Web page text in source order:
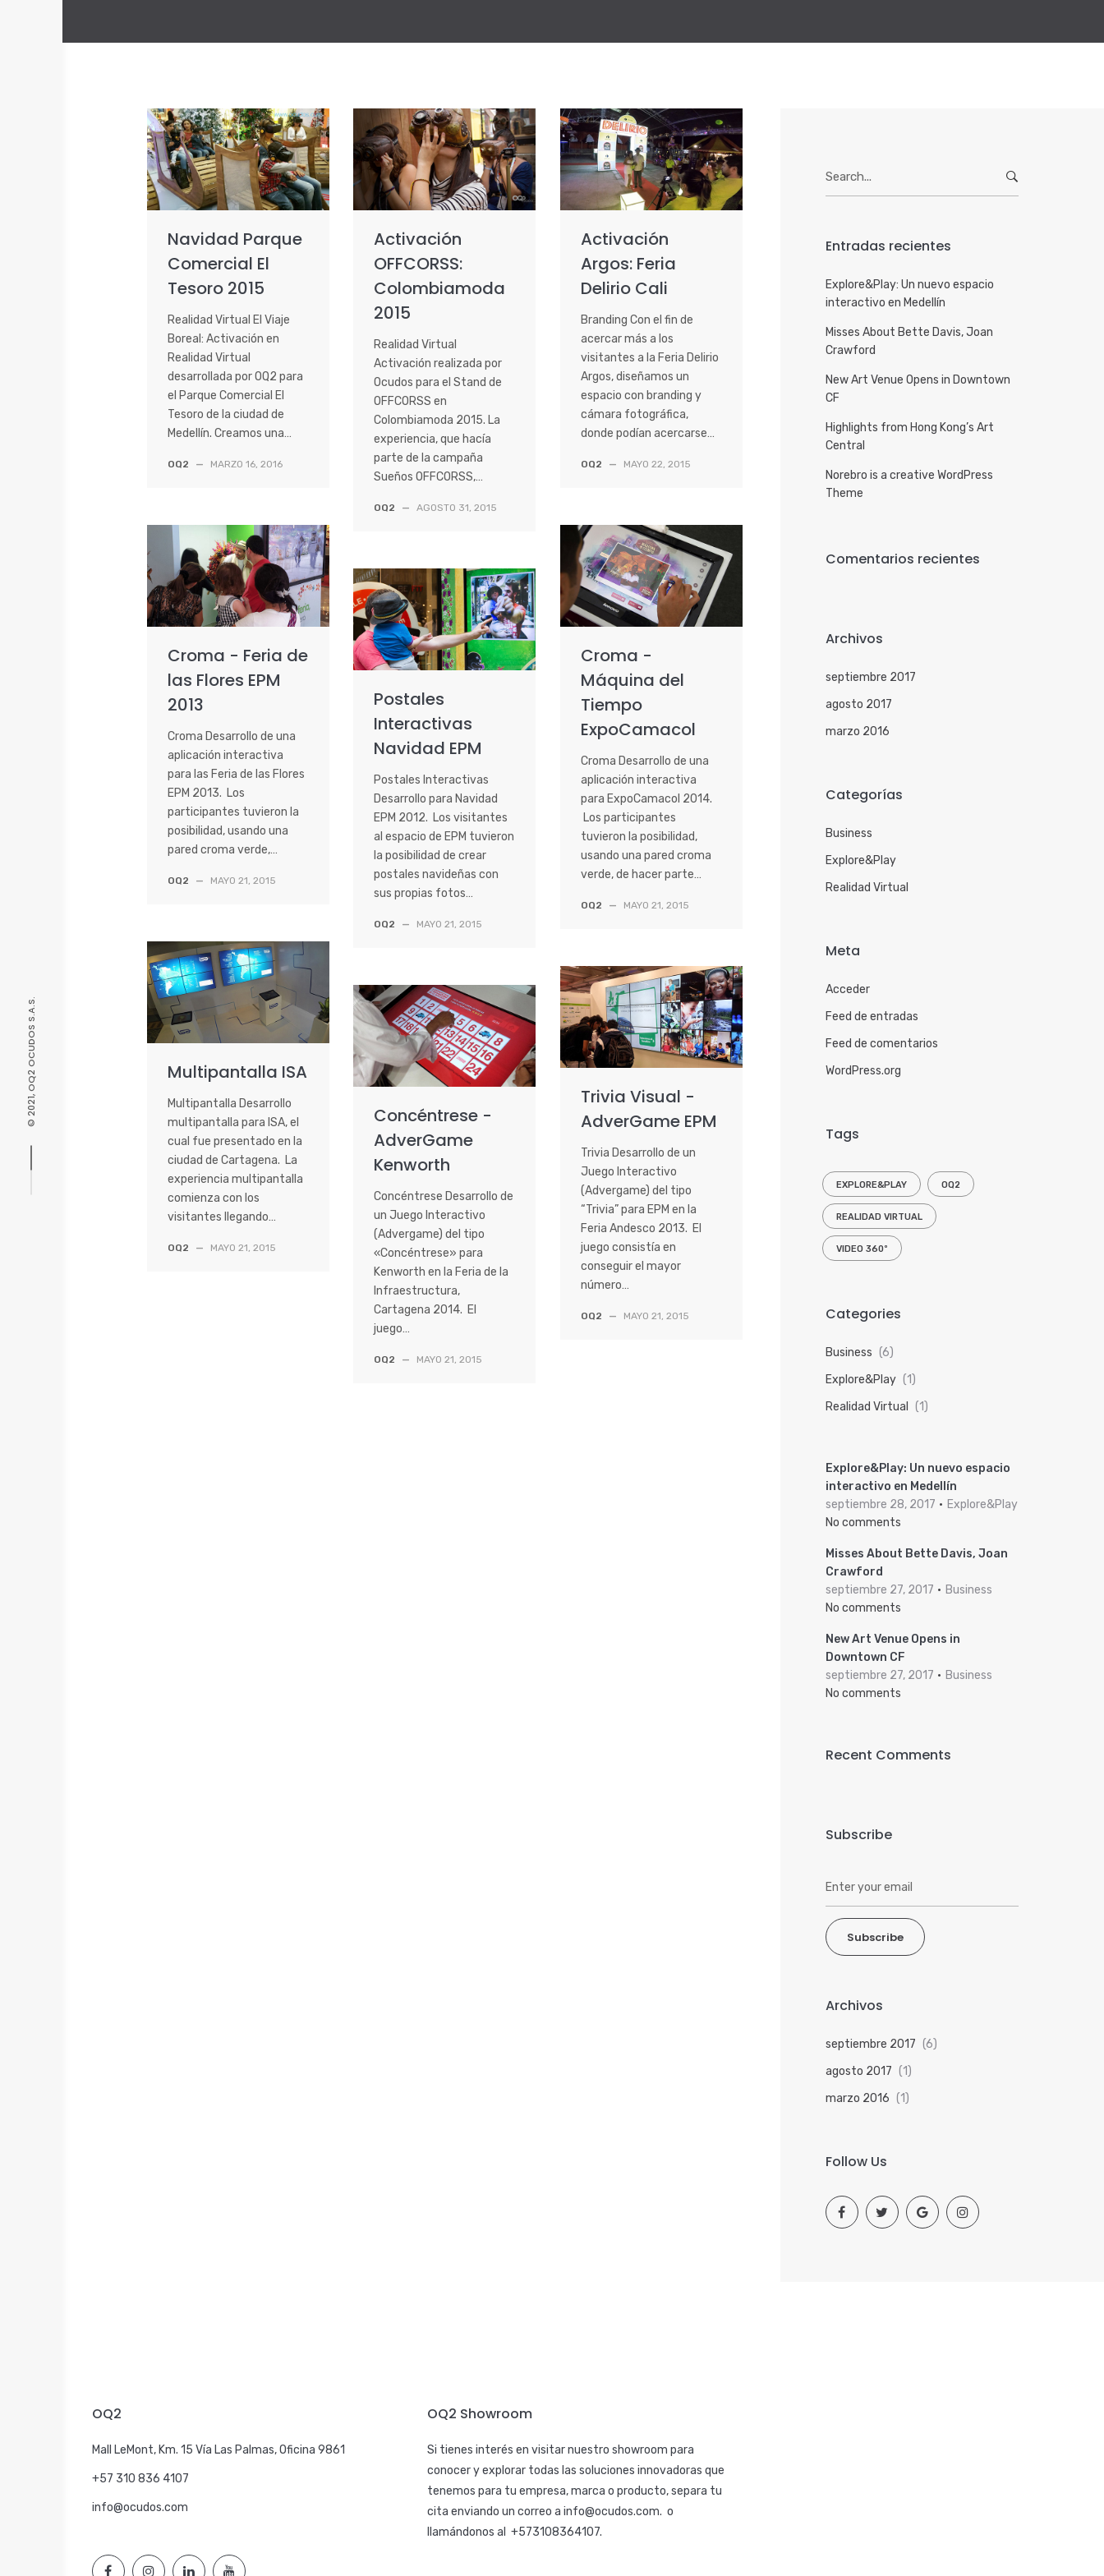
© 2021, OQ2 OCUDOS S.A.S.
Navidad Parque
Comercial El
Tesoro 2015
Realidad Virtual El Viaje
Boreal: Activación en
Realidad Virtual
desarrollada por OQ2 para
el Parque Comercial El
Tesoro de la ciudad de
Medellín. Creamos una…
OQ2 — MARZO 16, 2016
Activación
OFFCORSS:
Colombiamoda
2015
Realidad Virtual
Activación realizada por
Ocudos para el Stand de
OFFCORSS en
Colombiamoda 2015. La
experiencia, que hacía
parte de la campaña
Sueños OFFCORSS,…
OQ2 — AGOSTO 31, 2015
Activación
Argos: Feria
Delirio Cali
Branding Con el fin de
acercar más a los
visitantes a la Feria Delirio
Argos, diseñamos un
espacio con branding y
cámara fotográfica,
donde podían acercarse…
OQ2 — MAYO 22, 2015
Croma - Feria de
las Flores EPM
2013
Croma Desarrollo de una
aplicación interactiva
para las Feria de las Flores
EPM 2013. Los
participantes tuvieron la
posibilidad, usando una
pared croma verde,…
OQ2 — MAYO 21, 2015
Croma -
Máquina del
Tiempo
ExpoCamacol
Croma Desarrollo de una
aplicación interactiva
para ExpoCamacol 2014.
Los participantes
tuvieron la posibilidad,
usando una pared croma
verde, de hacer parte…
OQ2 — MAYO 21, 2015
Postales
Interactivas
Navidad EPM
Postales Interactivas
Desarrollo para Navidad
EPM 2012. Los visitantes
al espacio de EPM tuvieron
la posibilidad de crear
postales navideñas con
sus propias fotos…
OQ2 — MAYO 21, 2015
Multipantalla ISA
Multipantalla Desarrollo
multipantalla para ISA, el
cual fue presentado en la
ciudad de Cartagena. La
experiencia multipantalla
comienza con los
visitantes llegando…
OQ2 — MAYO 21, 2015
Trivia Visual -
AdverGame EPM
Trivia Desarrollo de un
Juego Interactivo
(Advergame) del tipo
“Trivia” para EPM en la
Feria Andesco 2013. El
juego consistía en
conseguir el mayor
número…
OQ2 — MAYO 21, 2015
Concéntrese -
AdverGame
Kenworth
Concéntrese Desarrollo de
un Juego Interactivo
(Advergame) del tipo
«Concéntrese» para
Kenworth en la Feria de la
Infraestructura,
Cartagena 2014. El
juego…
OQ2 — MAYO 21, 2015
Entradas recientes
Explore&Play: Un nuevo espacio
interactivo en Medellín
Misses About Bette Davis, Joan
Crawford
New Art Venue Opens in Downtown
CF
Highlights from Hong Kong’s Art
Central
Norebro is a creative WordPress
Theme
Comentarios recientes
Archivos
septiembre 2017
agosto 2017
marzo 2016
Categorías
Business
Explore&Play
Realidad Virtual
Meta
Acceder
Feed de entradas
Feed de comentarios
WordPress.org
Tags
EXPLORE&PLAY OQ2
REALIDAD VIRTUAL
VIDEO 360º
Categories
Business (6)
Explore&Play (1)
Realidad Virtual
(1)
Explore&Play: Un nuevo espacio
interactivo en Medellín
septiembre 28, 2017
Explore&Play
No comments
Misses About Bette Davis, Joan
Crawford
septiembre 27, 2017
Business
No comments
New Art Venue Opens in
Downtown CF
septiembre 27, 2017
Business
No comments
Recent Comments
Subscribe
Subscribe
Archivos
septiembre 2017 (6)
agosto 2017 (1)
marzo 2016 (1)
Follow Us
OQ2
Mall LeMont, Km. 15 Vía Las Palmas, Oficina 9861
+57 310 836 4107
info@ocudos.com
OQ2 Showroom
Si tienes interés en visitar nuestro showroom para
conocer y explorar todas las soluciones innovadoras que
tenemos para tu empresa, marca o producto, separa tu
cita enviando un correo ainfo@ocudos.com. o
llamándonos al+573108364107.